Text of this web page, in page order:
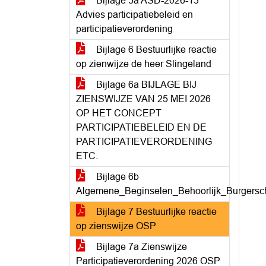
Advies participatiebeleid en
participatieverordening
Bijlage 6 Bestuurlijke reactie
op zienwijze de heer Slingeland
Bijlage 6a BIJLAGE BIJ
ZIENSWIJZE VAN 25 MEI 2026
OP HET CONCEPT
PARTICIPATIEBELEID EN DE
PARTICIPATIEVERORDENING
ETC.
Bijlage 6b
Bijlage 7 Bestuurlijke reactie
op zienswijze OSP
Bijlage 7a Zienswijze
Participatieverordening 2026 OSP